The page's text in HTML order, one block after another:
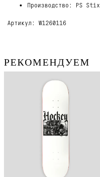
Производство: PS Stix
Артикул: W1260116
РЕКОМЕНДУЕМ